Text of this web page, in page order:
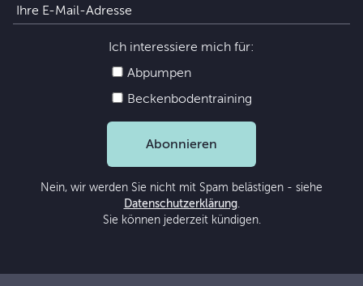
Ich interessiere mich für:
Abpumpen
Beckenbodentraining
Abonnieren
Nein, wir werden Sie nicht mit Spam belästigen - siehe
Datenschutzerklärung.
Sie können jederzeit kündigen.